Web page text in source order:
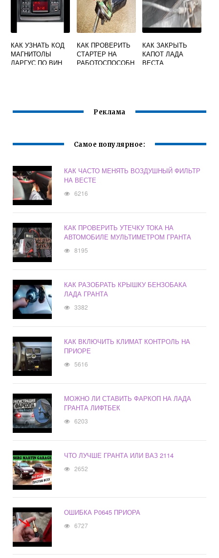
КАК УЗНАТЬ КОД
МАГНИТОЛЫ
ЛАРГУС ПО ВИН
КАК ПРОВЕРИТЬ
СТАРТЕР НА
РАБОТОСПОСОБН
КАК ЗАКРЫТЬ
КАПОТ ЛАДА
ВЕСТА
Реклама
Самое популярное:
КАК ЧАСТО МЕНЯТЬ ВОЗДУШНЫЙ ФИЛЬТР
НА ВЕСТЕ
6216
КАК ПРОВЕРИТЬ УТЕЧКУ ТОКА НА
АВТОМОБИЛЕ МУЛЬТИМЕТРОМ ГРАНТА
8195
КАК РАЗОБРАТЬ КРЫШКУ БЕНЗОБАКА
ЛАДА ГРАНТА
3382
КАК ВКЛЮЧИТЬ КЛИМАТ КОНТРОЛЬ НА
ПРИОРЕ
5616
МОЖНО ЛИ СТАВИТЬ ФАРКОП НА ЛАДА
ГРАНТА ЛИФТБЕК
6203
ЧТО ЛУЧШЕ ГРАНТА ИЛИ ВАЗ 2114
2652
ОШИБКА Р0645 ПРИОРА
6727